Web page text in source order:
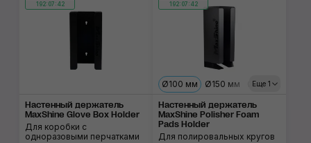
192:07:42
Настенный держатель
MaxShine Glove Box Holder
Для коробки с
одноразовыми перчатками
192:07:42
Еще 1
Ø100 мм Ø150 мм Ø180 мм
Настенный держатель
MaxShine Polisher Foam
Pads Holder
Для полировальных кругов